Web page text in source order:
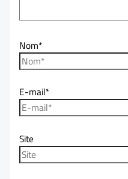
Nom*
E-mail*
Site